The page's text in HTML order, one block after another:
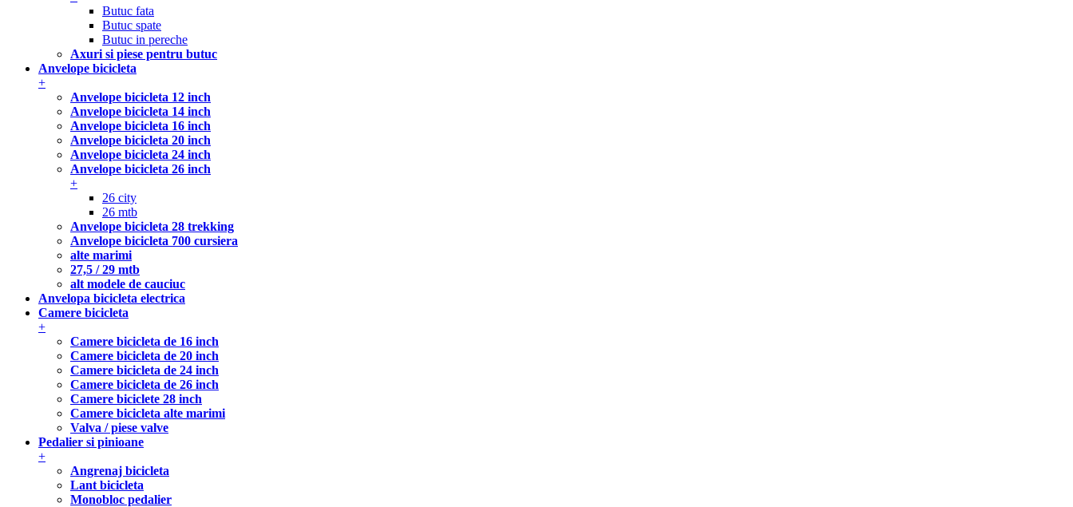
Butuc fata
Butuc spate
Butuc in pereche
Axuri si piese pentru butuc
Anvelope bicicleta
+
Anvelope bicicleta 12 inch
Anvelope bicicleta 14 inch
Anvelope bicicleta 16 inch
Anvelope bicicleta 20 inch
Anvelope bicicleta 24 inch
Anvelope bicicleta 26 inch
+
26 city
26 mtb
Anvelope bicicleta 28 trekking
Anvelope bicicleta 700 cursiera
alte marimi
27,5 / 29 mtb
alt modele de cauciuc
Anvelopa bicicleta electrica
Camere bicicleta
+
Camere bicicleta de 16 inch
Camere bicicleta de 20 inch
Camere bicicleta de 24 inch
Camere bicicleta de 26 inch
Camere biciclete 28 inch
Camere bicicleta alte marimi
Valva / piese valve
Pedalier si pinioane
+
Angrenaj bicicleta
Lant bicicleta
Monobloc pedalier